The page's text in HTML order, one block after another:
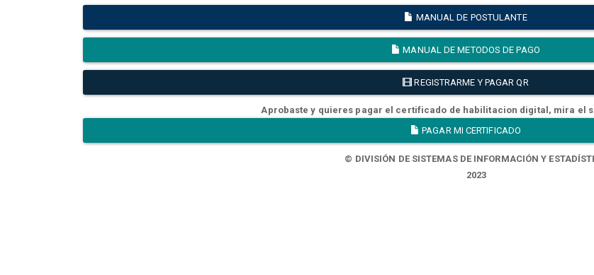
MANUAL DE POSTULANTE
MANUAL DE METODOS DE PAGO
REGISTRARME Y PAGAR QR
Aprobaste y quieres pagar el certificado de habilitacion digital, mira el
PAGAR MI CERTIFICADO
© DIVISIÓN DE SISTEMAS DE INFORMACIÓN Y
2023